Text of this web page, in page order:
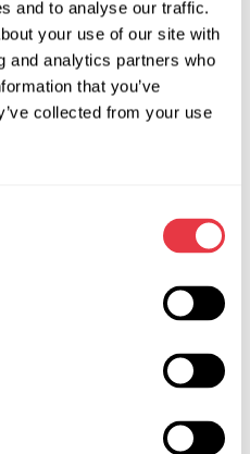
and to analyse our traffic.
your use of our site with
and analytics partners who
that you’ve
collected from your use
та рукава для
автомобіля.
зафіксувати рульову рейку
6-10 бар, сила притискання
рульових рейок
для роботи зі стендом
клапана. Перевіряє